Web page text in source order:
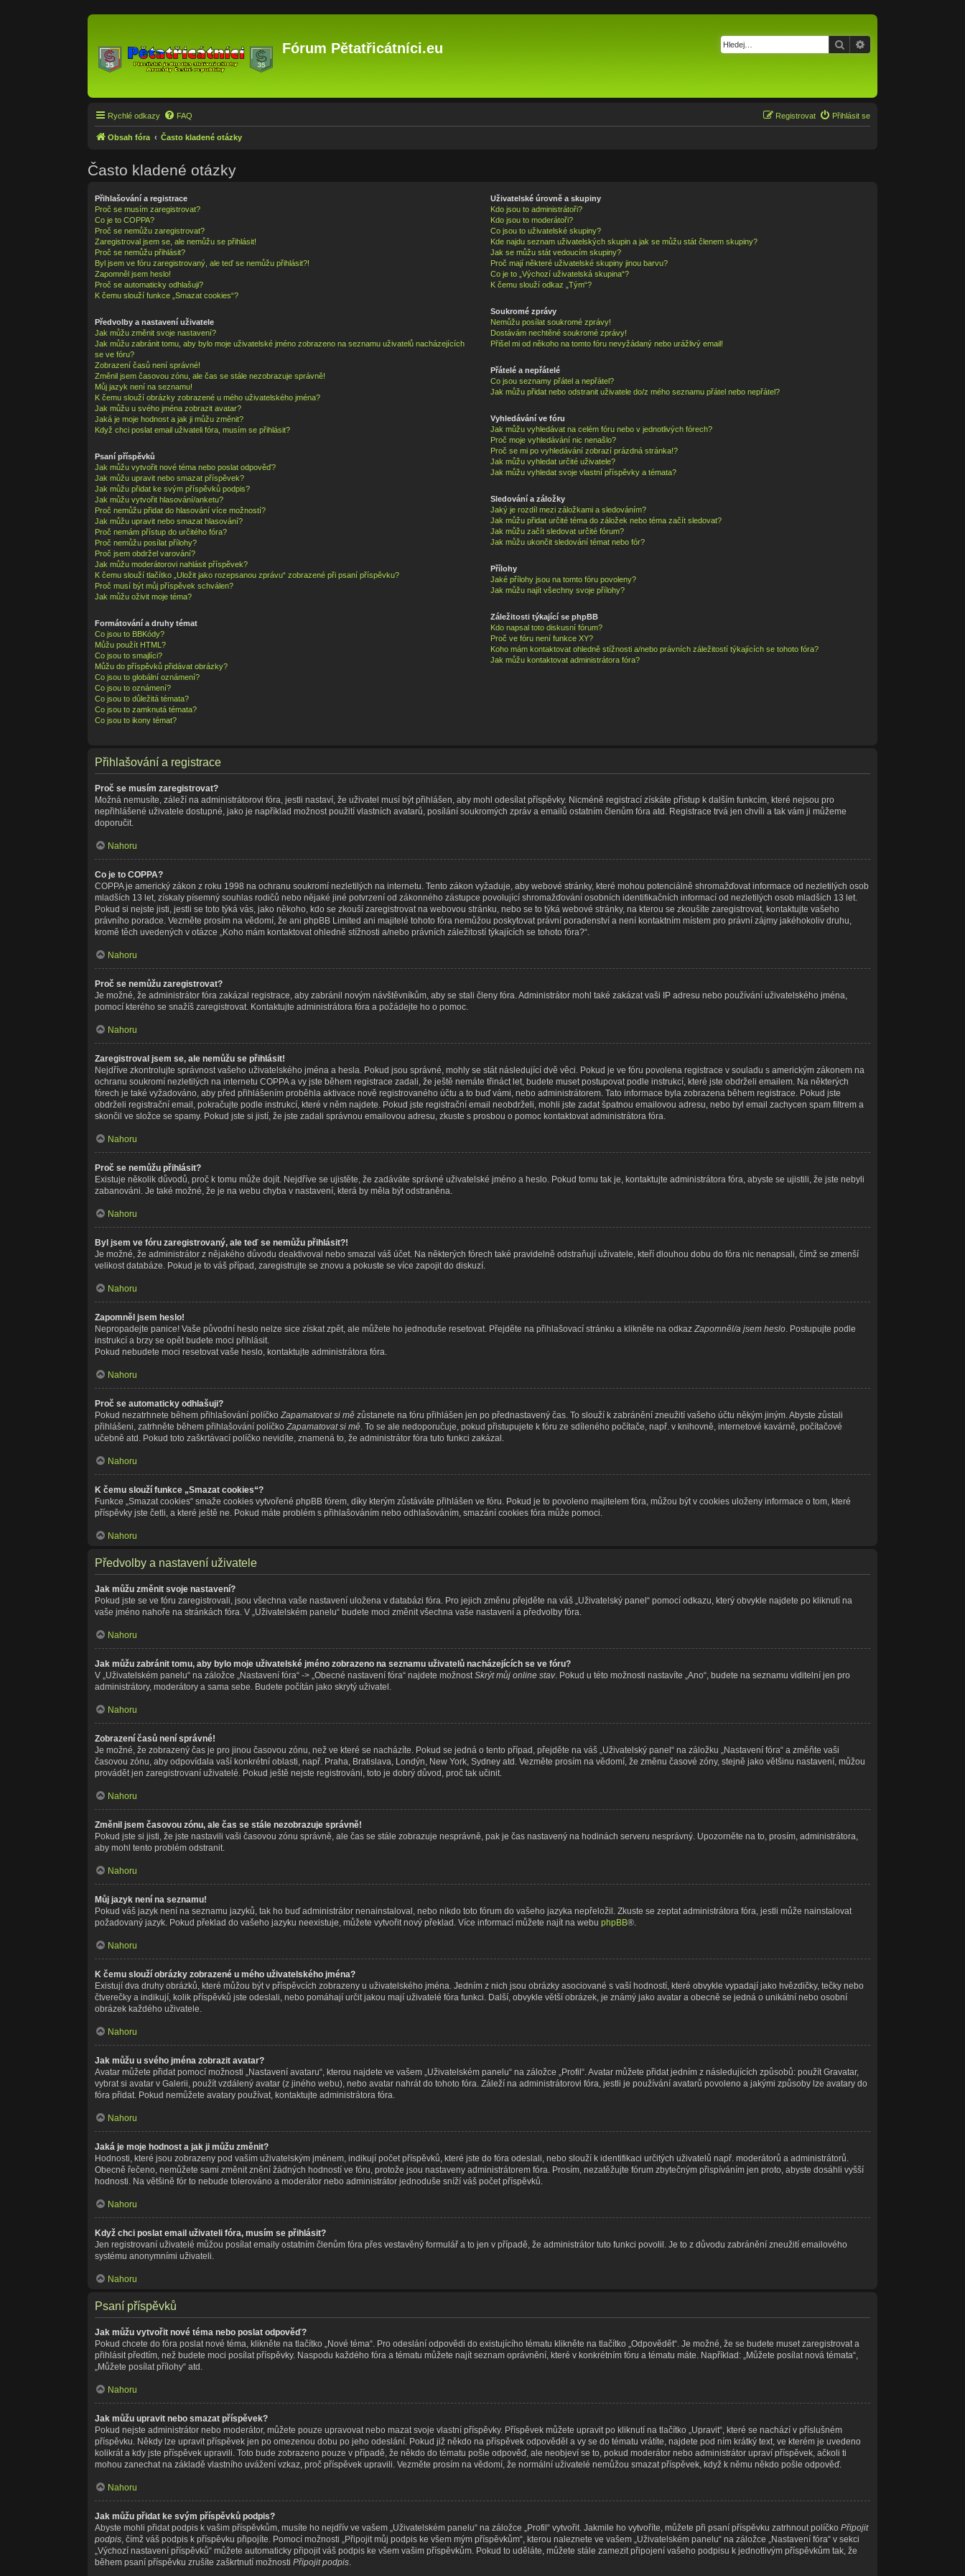
Fórum Pětatřicátníci.eu Hledat
Rychlé odkazy FAQ Přihlásit se
Registrovat
Obsah fóra Často kladené otázky
Často kladené otázky
Přihlašování a registrace
Proč se musím zaregistrovat?
Co je to COPPA?
Proč se nemůžu zaregistrovat?
Zaregistroval jsem se, ale nemůžu se přihlásit!
Proč se nemůžu přihlásit?
Byl jsem ve fóru zaregistrovaný, ale teď se nemůžu přihlásit?!
Zapomněl jsem heslo!
Proč se automaticky odhlašuji?
K čemu slouží funkce „Smazat cookies“?
Předvolby a nastavení uživatele
Jak můžu změnit svoje nastavení?
Jak můžu zabránit tomu, aby bylo moje uživatelské jméno zobrazeno na seznamu uživatelů nacházejících
se ve fóru?
Zobrazení časů není správné!
Změnil jsem časovou zónu, ale čas se stále nezobrazuje správně!
Můj jazyk není na seznamu!
K čemu slouží obrázky zobrazené u mého uživatelského jména?
Jak můžu u svého jména zobrazit avatar?
Jaká je moje hodnost a jak ji můžu změnit?
Když chci poslat email uživateli fóra, musím se přihlásit?
Psaní příspěvků
Jak můžu vytvořit nové téma nebo poslat odpověď?
Jak můžu upravit nebo smazat příspěvek?
Jak můžu přidat ke svým příspěvků podpis?
Jak můžu vytvořit hlasování/anketu?
Proč nemůžu přidat do hlasování více možností?
Jak můžu upravit nebo smazat hlasování?
Proč nemám přístup do určitého fóra?
Proč nemůžu posílat přílohy?
Proč jsem obdržel varování?
Jak můžu moderátorovi nahlásit příspěvek?
K čemu slouží tlačítko „Uložit jako rozepsanou zprávu“ zobrazené při psaní příspěvku?
Proč musí být můj příspěvek schválen?
Jak můžu oživit moje téma?
Formátování a druhy témat
Co jsou to BBKódy?
Můžu použít HTML?
Co jsou to smajlíci?
Můžu do příspěvků přidávat obrázky?
Co jsou to globální oznámení?
Co jsou to oznámení?
Co jsou to důležitá témata?
Co jsou to zamknutá témata?
Co jsou to ikony témat?
Uživatelské úrovně a skupiny
Kdo jsou to administrátoři?
Kdo jsou to moderátoři?
Co jsou to uživatelské skupiny?
Kde najdu seznam uživatelských skupin a jak se můžu stát členem skupiny?
Jak se můžu stát vedoucím skupiny?
Proč mají některé uživatelské skupiny jinou barvu?
Co je to „Výchozí uživatelská skupina“?
K čemu slouží odkaz „Tým“?
Soukromé zprávy
Nemůžu posílat soukromé zprávy!
Dostávám nechtěné soukromé zprávy!
Přišel mi od někoho na tomto fóru nevyžádaný nebo urážlivý email!
Přátelé a nepřátelé
Co jsou seznamy přátel a nepřátel?
Jak můžu přidat nebo odstranit uživatele do/z mého seznamu přátel nebo nepřátel?
Vyhledávání ve fóru
Jak můžu vyhledávat na celém fóru nebo v jednotlivých fórech?
Proč moje vyhledávání nic nenašlo?
Proč se mi po vyhledávání zobrazí prázdná stránka!?
Jak můžu vyhledat určité uživatele?
Jak můžu vyhledat svoje vlastní příspěvky a témata?
Sledování a záložky
Jaký je rozdíl mezi záložkami a sledováním?
Jak můžu přidat určité téma do záložek nebo téma začít sledovat?
Jak můžu začít sledovat určité fórum?
Jak můžu ukončit sledování témat nebo fór?
Přílohy
Jaké přílohy jsou na tomto fóru povoleny?
Jak můžu najít všechny svoje přílohy?
Záležitosti týkající se phpBB
Kdo napsal toto diskusní fórum?
Proč ve fóru není funkce XY?
Koho mám kontaktovat ohledně stížnosti a/nebo právních záležitostí týkajících se tohoto fóra?
Jak můžu kontaktovat administrátora fóra?
Přihlašování a registrace
Proč se musím zaregistrovat?
Možná nemusíte, záleží na administrátorovi fóra, jestli nastaví, že uživatel musí být přihlášen, aby mohl odesílat příspěvky. Nicméně registrací získáte přístup k dalším funkcím, které nejsou pro
nepřihlášené uživatele dostupné, jako je například možnost použití vlastních avatarů, posílání soukromých zpráv a emailů ostatním členům fóra atd. Registrace trvá jen chvíli a tak vám ji můžeme
doporučit.
Nahoru
Co je to COPPA?
COPPA je americký zákon z roku 1998 na ochranu soukromí nezletilých na internetu. Tento zákon vyžaduje, aby webové stránky, které mohou potenciálně shromažďovat informace od nezletilých osob
mladších 13 let, získaly písemný souhlas rodičů nebo nějaké jiné potvrzení od zákonného zástupce povolující shromažďování osobních identifikačních informací od nezletilých osob mladších 13 let.
Pokud si nejste jisti, jestli se toto týká vás, jako někoho, kdo se zkouší zaregistrovat na webovou stránku, nebo se to týká webové stránky, na kterou se zkoušíte zaregistrovat, kontaktujte vašeho
právního poradce. Vezměte prosím na vědomí, že ani phpBB Limited ani majitelé tohoto fóra nemůžou poskytovat právní poradenství a není kontaktním místem pro právní zájmy jakéhokoliv druhu,
kromě těch uvedených v otázce „Koho mám kontaktovat ohledně stížnosti a/nebo právních záležitostí týkajících se tohoto fóra?“.
Nahoru
Proč se nemůžu zaregistrovat?
Je možné, že administrátor fóra zakázal registrace, aby zabránil novým návštěvníkům, aby se stali členy fóra. Administrátor mohl také zakázat vaši IP adresu nebo používání uživatelského jména,
pomocí kterého se snažíš zaregistrovat. Kontaktujte administrátora fóra a požádejte ho o pomoc.
Nahoru
Zaregistroval jsem se, ale nemůžu se přihlásit!
Nejdříve zkontrolujte správnost vašeho uživatelského jména a hesla. Pokud jsou správné, mohly se stát následující dvě věci. Pokud je ve fóru povolena registrace v souladu s americkým zákonem na
ochranu soukromí nezletilých na internetu COPPA a vy jste během registrace zadali, že ještě nemáte třináct let, budete muset postupovat podle instrukcí, které jste obdrželi emailem. Na některých
fórech je také vyžadováno, aby před přihlášením proběhla aktivace nově registrovaného účtu a to buď vámi, nebo administrátorem. Tato informace byla zobrazena během registrace. Pokud jste
obdrželi registrační email, pokračujte podle instrukcí, které v něm najdete. Pokud jste registrační email neobdrželi, mohli jste zadat špatnou emailovou adresu, nebo byl email zachycen spam filtrem a
skončil ve složce se spamy. Pokud jste si jistí, že jste zadali správnou emailovou adresu, zkuste s prosbou o pomoc kontaktovat administrátora fóra.
Nahoru
Proč se nemůžu přihlásit?
Existuje několik důvodů, proč k tomu může dojít. Nejdříve se ujistěte, že zadáváte správné uživatelské jméno a heslo. Pokud tomu tak je, kontaktujte administrátora fóra, abyste se ujistili, že jste nebyli
zabanováni. Je také možné, že je na webu chyba v nastavení, která by měla být odstraněna.
Nahoru
Byl jsem ve fóru zaregistrovaný, ale teď se nemůžu přihlásit?!
Je možné, že administrátor z nějakého důvodu deaktivoval nebo smazal váš účet. Na některých fórech také pravidelně odstraňují uživatele, kteří dlouhou dobu do fóra nic nenapsali, čímž se zmenší
velikost databáze. Pokud je to váš případ, zaregistrujte se znovu a pokuste se více zapojit do diskuzí.
Nahoru
Zapomněl jsem heslo!
Nepropadejte panice! Vaše původní heslo nelze sice získat zpět, ale můžete ho jednoduše resetovat. Přejděte na přihlašovací stránku a klikněte na odkaz Zapomněl/a jsem heslo. Postupujte podle
instrukcí a brzy se opět budete moci přihlásit.
Pokud nebudete moci resetovat vaše heslo, kontaktujte administrátora fóra.
Nahoru
Proč se automaticky odhlašuji?
Pokud nezatrhnete během přihlašování políčko Zapamatovat si mě zůstanete na fóru přihlášen jen po přednastavený čas. To slouží k zabránění zneužití vašeho účtu někým jiným. Abyste zůstali
přihlášeni, zatrhněte během přihlašování políčko Zapamatovat si mě. To se ale nedoporučuje, pokud přistupujete k fóru ze sdíleného počítače, např. v knihovně, internetové kavárně, počítačové
učebně atd. Pokud toto zaškrtávací políčko nevidíte, znamená to, že administrátor fóra tuto funkci zakázal.
Nahoru
K čemu slouží funkce „Smazat cookies“?
Funkce „Smazat cookies“ smaže cookies vytvořené phpBB fórem, díky kterým zůstáváte přihlášen ve fóru. Pokud je to povoleno majitelem fóra, můžou být v cookies uloženy informace o tom, které
příspěvky jste četli, a které ještě ne. Pokud máte problém s přihlašováním nebo odhlašováním, smazání cookies fóra může pomoci.
Nahoru
Předvolby a nastavení uživatele
Jak můžu změnit svoje nastavení?
Pokud jste se ve fóru zaregistrovali, jsou všechna vaše nastavení uložena v databázi fóra. Pro jejich změnu přejděte na váš „Uživatelský panel“ pomocí odkazu, který obvykle najdete po kliknutí na
vaše jméno nahoře na stránkách fóra. V „Uživatelském panelu“ budete moci změnit všechna vaše nastavení a předvolby fóra.
Nahoru
Jak můžu zabránit tomu, aby bylo moje uživatelské jméno zobrazeno na seznamu uživatelů nacházejících se ve fóru?
V „Uživatelském panelu“ na záložce „Nastavení fóra“ -> „Obecné nastavení fóra“ najdete možnostSkrýt můj online stav. Pokud u této možnosti nastavíte „Ano“, budete na seznamu viditelní jen pro
administrátory, moderátory a sama sebe. Budete počítán jako skrytý uživatel.
Nahoru
Zobrazení časů není správné!
Je možné, že zobrazený čas je pro jinou časovou zónu, než ve které se nacházíte. Pokud se jedná o tento případ, přejděte na váš „Uživatelský panel“ na záložku „Nastavení fóra“ a změňte vaši
časovou zónu, aby odpovídala vaší konkrétní oblasti, např. Praha, Bratislava, Londýn, New York, Sydney atd. Vezměte prosím na vědomí, že změnu časové zóny, stejně jako většinu nastavení, můžou
provádět jen zaregistrovaní uživatelé. Pokud ještě nejste registrováni, toto je dobrý důvod, proč tak učinit.
Nahoru
Změnil jsem časovou zónu, ale čas se stále nezobrazuje správně!
Pokud jste si jisti, že jste nastavili vaši časovou zónu správně, ale čas se stále zobrazuje nesprávně, pak je čas nastavený na hodinách serveru nesprávný. Upozorněte na to, prosím, administrátora,
aby mohl tento problém odstranit.
Nahoru
Můj jazyk není na seznamu!
Pokud váš jazyk není na seznamu jazyků, tak ho buď administrátor nenainstaloval, nebo nikdo toto fórum do vašeho jazyka nepřeložil. Zkuste se zeptat administrátora fóra, jestli může nainstalovat
požadovaný jazyk. Pokud překlad do vašeho jazyku neexistuje, můžete vytvořit nový překlad. Více informací můžete najít na webu phpBB®.
Nahoru
K čemu slouží obrázky zobrazené u mého uživatelského jména?
Existují dva druhy obrázků, které můžou být v příspěvcích zobrazeny u uživatelského jména. Jedním z nich jsou obrázky asociované s vaší hodností, které obvykle vypadají jako hvězdičky, tečky nebo
čtverečky a indikují, kolik příspěvků jste odeslali, nebo pomáhají určit jakou mají uživatelé fóra funkci. Další, obvykle větší obrázek, je známý jako avatar a obecně se jedná o unikátní nebo osobní
obrázek každého uživatele.
Nahoru
Jak můžu u svého jména zobrazit avatar?
Avatar můžete přidat pomocí možnosti „Nastavení avataru“, kterou najdete ve vašem „Uživatelském panelu“ na záložce „Profil“. Avatar můžete přidat jedním z následujících způsobů: použít Gravatar,
vybrat si avatar v Galerii, použít vzdálený avatar (z jiného webu), nebo avatar nahrát do tohoto fóra. Záleží na administrátorovi fóra, jestli je používání avatarů povoleno a jakými způsoby lze avatary do
fóra přidat. Pokud nemůžete avatary používat, kontaktujte administrátora fóra.
Nahoru
Jaká je moje hodnost a jak ji můžu změnit?
Hodnosti, které jsou zobrazeny pod vaším uživatelským jménem, indikují počet příspěvků, které jste do fóra odeslali, nebo slouží k identifikaci určitých uživatelů např. moderátorů a administrátorů.
Obecně řečeno, nemůžete sami změnit znění žádných hodností ve fóru, protože jsou nastaveny administrátorem fóra. Prosím, nezatěžujte fórum zbytečným přispíváním jen proto, abyste dosáhli vyšší
hodnosti. Na většině fór to nebude tolerováno a moderátor nebo administrátor jednoduše sníží váš počet příspěvků.
Nahoru
Když chci poslat email uživateli fóra, musím se přihlásit?
Jen registrovaní uživatelé můžou posílat emaily ostatním členům fóra přes vestavěný formulář a to jen v případě, že administrátor tuto funkci povolil. Je to z důvodu zabránění zneužití emailového
systému anonymními uživateli.
Nahoru
Psaní příspěvků
Jak můžu vytvořit nové téma nebo poslat odpověď?
Pokud chcete do fóra poslat nové téma, klikněte na tlačítko „Nové téma“. Pro odeslání odpovědi do existujícího tématu klikněte na tlačítko „Odpovědět“. Je možné, že se budete muset zaregistrovat a
přihlásit předtím, než budete moci posílat příspěvky. Naspodu každého fóra a tématu můžete najít seznam oprávnění, které v konkrétním fóru a tématu máte. Například: „Můžete posílat nová témata“,
„Můžete posílat přílohy“ atd.
Nahoru
Jak můžu upravit nebo smazat příspěvek?
Pokud nejste administrátor nebo moderátor, můžete pouze upravovat nebo mazat svoje vlastní příspěvky. Příspěvek můžete upravit po kliknutí na tlačítko „Upravit“, které se nachází v příslušném
příspěvku. Někdy lze upravit příspěvek jen po omezenou dobu po jeho odeslání. Pokud již někdo na příspěvek odpověděl a vy se do tématu vrátíte, najdete pod ním krátký text, ve kterém je uvedeno
kolikrát a kdy jste příspěvek upravili. Toto bude zobrazeno pouze v případě, že někdo do tématu pošle odpověď, ale neobjeví se to, pokud moderátor nebo administrátor upraví příspěvek, ačkoli ti
mohou zanechat na základě vlastního uvážení vzkaz, proč příspěvek upravili. Vezměte prosím na vědomí, že normální uživatelé nemůžou smazat příspěvek, když k němu někdo pošle odpověď.
Nahoru
Jak můžu přidat ke svým příspěvků podpis?
Abyste mohli přidat podpis k vašim příspěvkům, musíte ho nejdřív ve vašem „Uživatelském panelu“ na záložce „Profil“ vytvořit. Jakmile ho vytvoříte, můžete při psaní příspěvku zatrhnout políčko Připojit
podpis, čímž váš podpis k příspěvku připojíte. Pomocí možnosti „Připojit můj podpis ke všem mým příspěvkům“, kterou naleznete ve vašem „Uživatelském panelu“ na záložce „Nastavení fóra“ v sekci
„Výchozí nastavení příspěvků“ můžete automaticky připojit váš podpis ke všem vašim příspěvkům. Pokud to uděláte, můžete stále zamezit připojení vašeho podpisu k jednotlivým příspěvkům tak, že
během psaní příspěvku zrušíte zaškrtnutí možnosti Připojit podpis.